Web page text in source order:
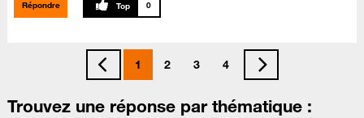
Répondre 0
1 2 3 4
Trouvez une réponse par thématique :